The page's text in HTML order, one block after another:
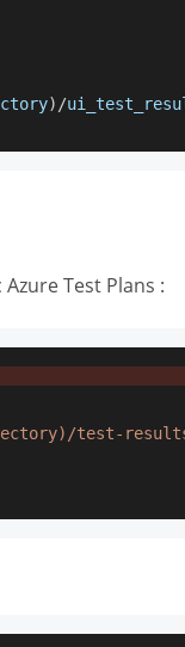
) /
Test Plans :
test-